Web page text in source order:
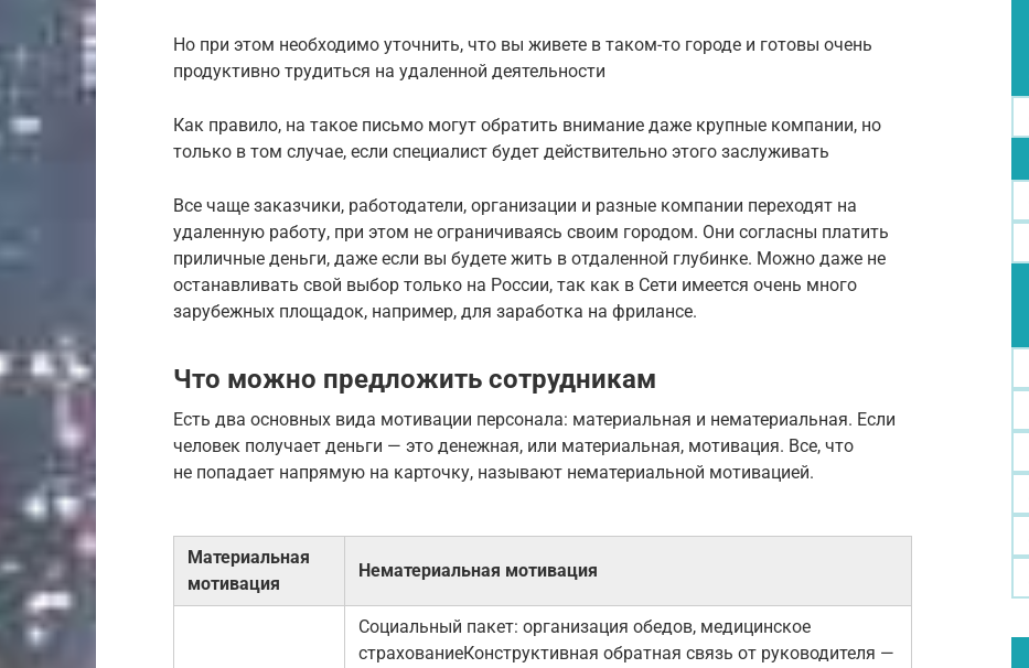
Но при этом необходимо уточнить, что вы живете в таком-то городе и готовы очень
продуктивно трудиться на удаленной деятельности
Как правило, на такое письмо могут обратить внимание даже крупные компании, но
только в том случае, если специалист будет действительно этого заслуживать
Все чаще заказчики, работодатели, организации и разные компании переходят на
удаленную работу, при этом не ограничиваясь своим городом. Они согласны платить
приличные деньги, даже если вы будете жить в отдаленной глубинке. Можно даже не
останавливать свой выбор только на России, так как в Сети имеется очень много
зарубежных площадок, например, для заработка на фрилансе.
Что можно предложить сотрудникам
Есть два основных вида мотивации персонала: материальная и нематериальная. Если
человек получает деньги — это денежная, или материальная, мотивация. Все, что
не попадает напрямую на карточку, называют нематериальной мотивацией.
Материальная
мотивация
Нематериальная мотивация
Социальный пакет: организация обедов, медицинское
страхованиеКонструктивная обратная связь от руководителя —